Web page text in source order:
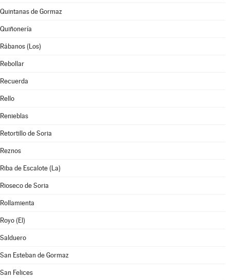
Quintanas de Gormaz
Quiñonería
Rábanos (Los)
Rebollar
Recuerda
Rello
Renieblas
Retortillo de Soria
Reznos
Riba de Escalote (La)
Rioseco de Soria
Rollamienta
Royo (El)
Salduero
San Esteban de Gormaz
San Felices